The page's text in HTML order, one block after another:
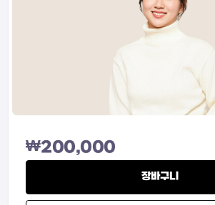
₩200,000
장바구니